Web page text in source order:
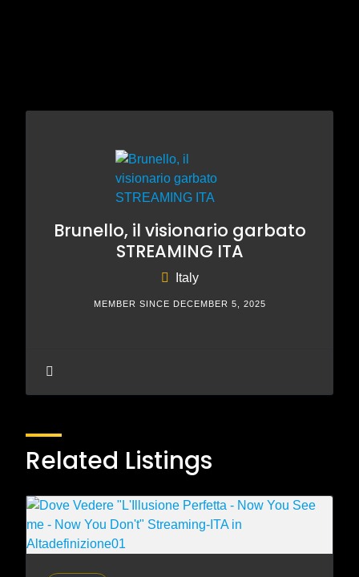
Brunello, il visionario garbato
STREAMING ITA
Italy
MEMBER SINCE DECEMBER 5, 2025
Related Listings